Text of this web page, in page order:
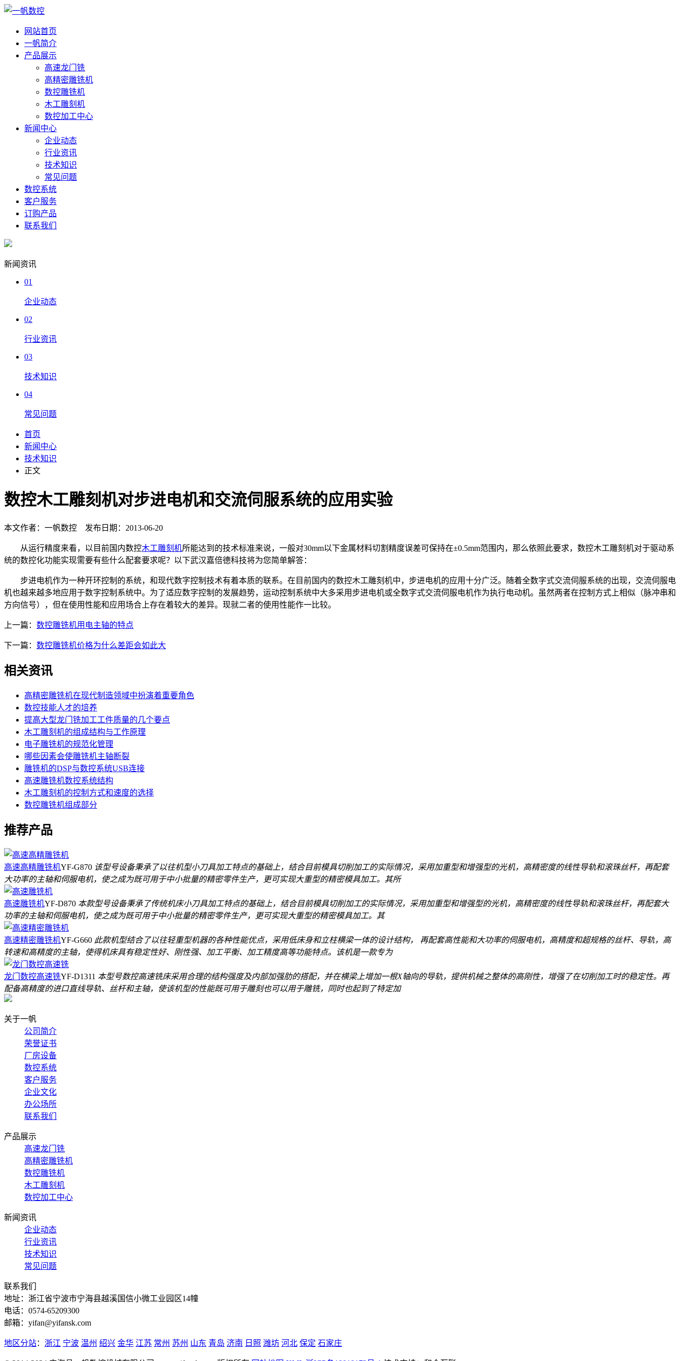
网站首页
一帆简介
产品展示
高速龙门铣
高精密雕铣机
数控雕铣机
木工雕刻机
数控加工中心
新闻中心
企业动态
行业资讯
技术知识
常见问题
数控系统
客户服务
订购产品
联系我们
新闻资讯
01
企业动态
02
行业资讯
03
技术知识
04
常见问题
首页
新闻中心
技术知识
正文
数控木工雕刻机对步进电机和交流伺服系统的应用实验
本文作者：一帆数控 发布日期：2013-06-20
从运行精度来看，以目前国内数控木工雕刻机所能达到的技术标准来说，一般对30mm以下金属材料切割精度误差可保持在±0.5mm范围内，那么依照此要求，数控木工雕刻机对于驱动系
统的数控化功能实现需要有些什么配套要求呢？以下武汉嘉倍德科技将为您简单解答：
步进电机作为一种开环控制的系统，和现代数字控制技术有着本质的联系。在目前国内的数控木工雕刻机中，步进电机的应用十分广泛。随着全数字式交流伺服系统的出现，交流伺服电
机也越来越多地应用于数字控制系统中。为了适应数字控制的发展趋势，运动控制系统中大多采用步进电机或全数字式交流伺服电机作为执行电动机。虽然两者在控制方式上相似（脉冲串和
方向信号），但在使用性能和应用场合上存在着较大的差异。现就二者的使用性能作一比较。
上一篇： 数控雕铣机用电主轴的特点
下一篇： 数控雕铣机价格为什么差距会如此大
相关资讯
高精密雕铣机在现代制造领域中扮演着重要角色
数控技能人才的培养
提高大型龙门铣加工工件质量的几个要点
木工雕刻机的组成结构与工作原理
电子雕铣机的规范化管理
哪些因素会使雕铣机主轴断裂
雕铣机的DSP与数控系统USB连接
高速雕铣机数控系统结构
木工雕刻机的控制方式和速度的选择
数控雕铣机组成部分
推荐产品
高速高精雕铣机YF-G870 该型号设备秉承了以往机型小刀具加工特点的基础上，结合目前模具切削加工的实际情况，采用加重型和增强型的光机，高精密度的线性导轨和滚珠丝杆，再配套
大功率的主轴和伺服电机，使之成为既可用于中小批量的精密零件生产，更可实现大重型的精密模具加工。其所
高速雕铣机YF-D870 本款型号设备秉承了传统机床小刀具加工特点的基础上，结合目前模具切削加工的实际情况，采用加重型和增强型的光机，高精密度的线性导轨和滚珠丝杆，再配套大
功率的主轴和伺服电机，使之成为既可用于中小批量的精密零件生产，更可实现大重型的精密模具加工。其
高速精密雕铣机YF-G660 此款机型结合了以往轻重型机器的各种性能优点，采用低床身和立柱横梁一体的设计结构， 再配套高性能和大功率的伺服电机，高精度和超规格的丝杆、导轨，高
转速和高精度的主轴，使得机床具有稳定性好、刚性强、加工平衡、加工精度高等功能特点。该机是一款专为
龙门数控高速铣YF-D1311 本型号数控高速铣床采用合理的结构强度及内部加强肋的搭配，并在横梁上增加一根X轴向的导轨，提供机械之整体的高刚性，增强了在切削加工时的稳定性。再
配备高精度的进口直线导轨、丝杆和主轴，使该机型的性能既可用于雕刻也可以用于雕铣，同时也起到了特定加
关于一帆
公司简介
荣誉证书
厂房设备
数控系统
客户服务
企业文化
办公场所
联系我们
产品展示
高速龙门铣
高精密雕铣机
数控雕铣机
木工雕刻机
数控加工中心
新闻资讯
企业动态
行业资讯
技术知识
常见问题
联系我们
地址：浙江省宁波市宁海县越溪国信小微工业园区14幢
电话：0574-65209300
邮箱：yifan@yifansk.com
地区分站： 浙江 宁波 温州 绍兴 金华 江苏 常州 苏州 山东 青岛 济南 日照 潍坊 河北 保定 石家庄